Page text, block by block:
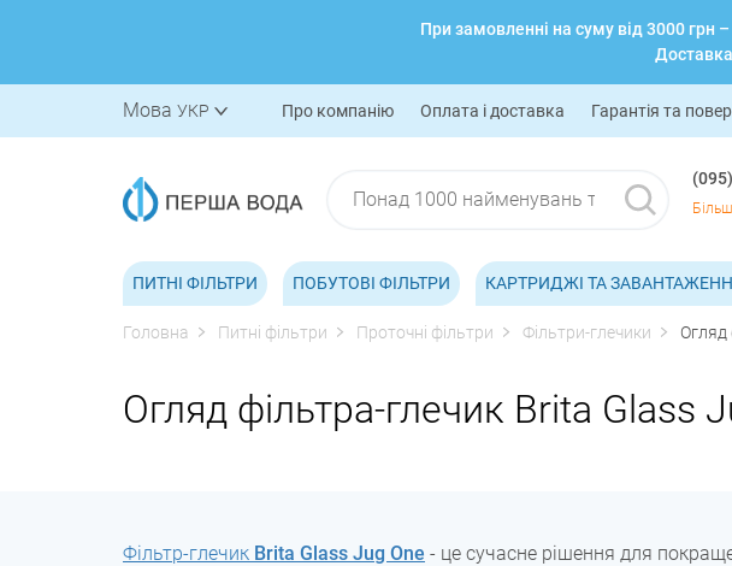
При замовленні на суму від 3000 грн
Мова УКР Про компанію Оплата і доставка Гарантія та
ПИТНІ ФІЛЬТРИ ПОБУТОВІ ФІЛЬТРИ КАРТРИДЖІ ТА
Головна Питні фільтри Проточні фільтри Фільтри-глечики Огляд
Огляд фільтра-глечик Brita Glass
Фільтр-глечик Brita Glass Jug One - це сучасне рішення для